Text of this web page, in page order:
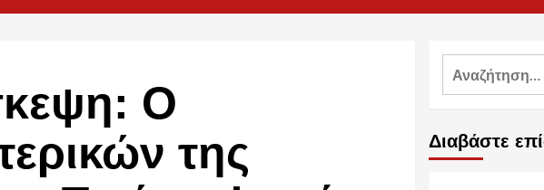
Ο
της
Αναζήτηση
Διαβάστε